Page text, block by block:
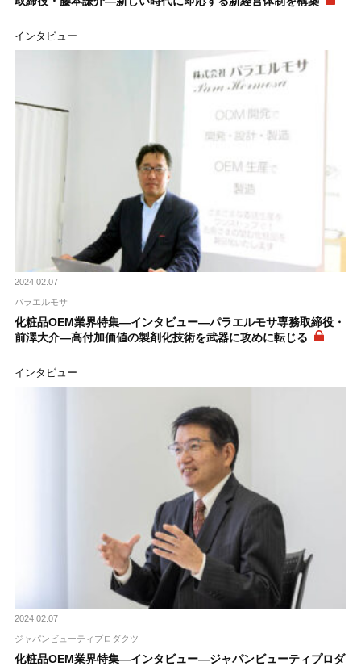
インタビュー
2024.02.07
パラエルモサ
化粧品OEM業界特集―インタビュー―パラエルモサ専務取締役・
前澤大介―高付加価値の製剤化技術を武器に攻めに転じる
インタビュー
2024.02.07
ジャパンビューティプロダクツ
化粧品OEM業界特集―インタビュー―ジャパンビューティプロダ